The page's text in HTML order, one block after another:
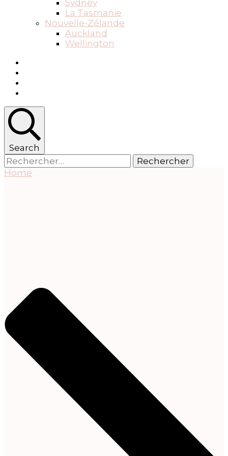
Sydney
La Tasmanie
Nouvelle-Zélande
Auckland
Wellington
Search
Rechercher :
Home